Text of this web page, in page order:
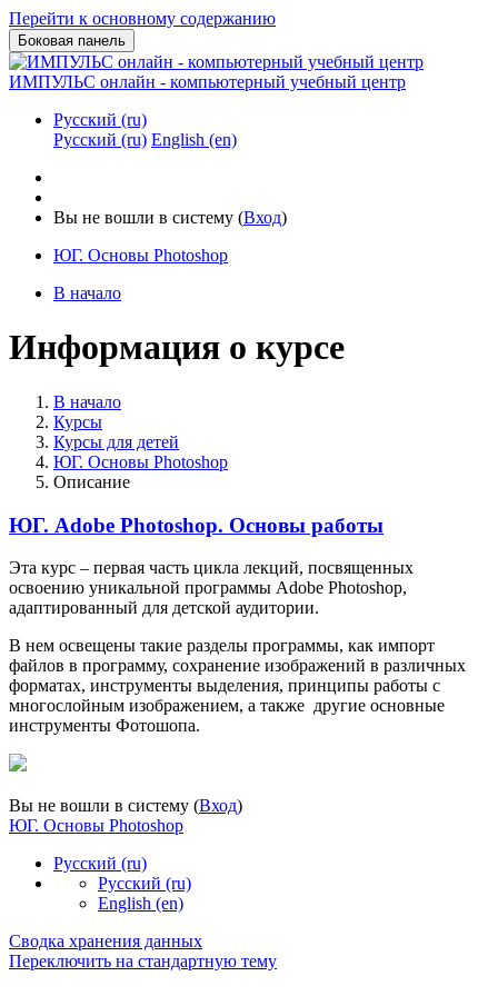
Перейти к основному содержанию
Боковая панель
ИМПУЛЬС онлайн - компьютерный учебный центр
Русский ‎(ru)‎
Русский ‎(ru)‎ English ‎(en)‎
Вы не вошли в систему (Вход)
ЮГ. Основы Photoshop
В начало
Информация о курсе
В начало
Курсы
Курсы для детей
ЮГ. Основы Photoshop
Описание
ЮГ. Adobe Photoshop. Основы работы
Эта курс – первая часть цикла лекций, посвященных
освоению уникальной программы Adobe Photoshop,
адаптированный для детской аудитории.
В нем освещены такие разделы программы, как импорт
файлов в программу, сохранение изображений в различных
форматах, инструменты выделения, принципы работы с
многослойным изображением, а также другие основные
инструменты Фотошопа.
Вы не вошли в систему (Вход)
ЮГ. Основы Photoshop
Русский ‎(ru)‎
Русский ‎(ru)‎
English ‎(en)‎
Сводка хранения данных
Переключить на стандартную тему